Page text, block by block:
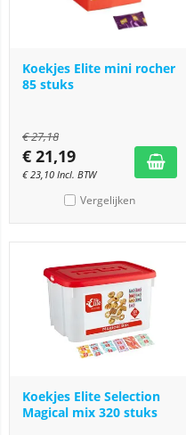
Koekjes Elite mini rocher
85 stuks
€27,18
€ 21,19
€23,10 Incl. BTW
Vergelijken
Koekjes Elite Selection
Magical mix 320 stuks